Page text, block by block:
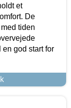
et
De
tiden
en god start for